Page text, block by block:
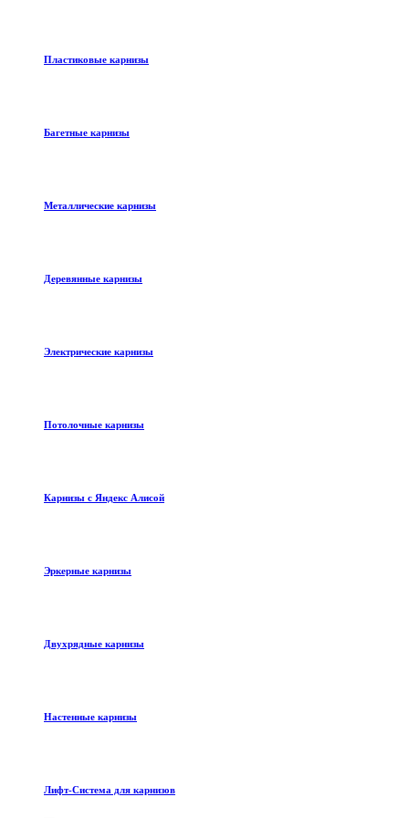
Пластиковые карнизы
Багетные карнизы
Металлические карнизы
Деревянные карнизы
Электрические карнизы
Потолочные карнизы
Карнизы с Яндекс Алисой
Эркерные карнизы
Двухрядные карнизы
Настенные карнизы
Лифт-Система для карнизов